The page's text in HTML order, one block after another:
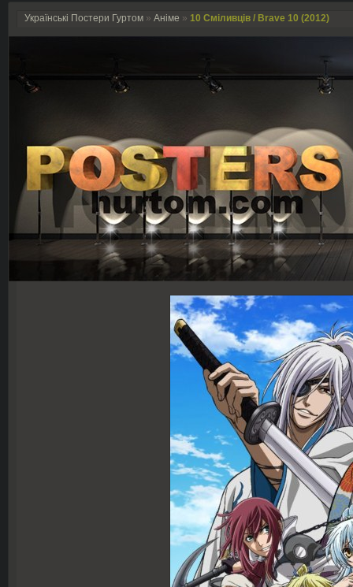
Українські Постери Гуртом » Аніме » 10 Сміливців / Brave 10 (2012)